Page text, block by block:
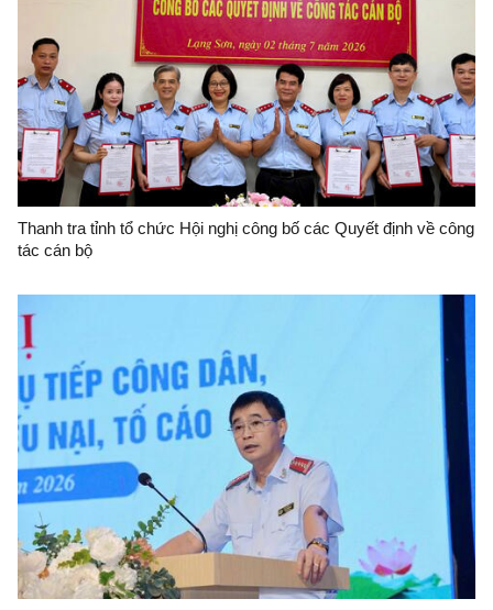
Thanh tra tỉnh tổ chức Hội nghị công bố các Quyết định về công
tác cán bộ